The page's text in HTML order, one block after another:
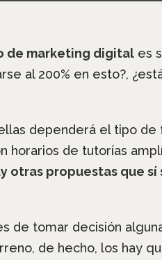
de marketing digitales
al 200% en esto?,
dependerá el tipo de
horarios de tutorías
otras propuestas que
de tomar decisión
de hecho, los hay